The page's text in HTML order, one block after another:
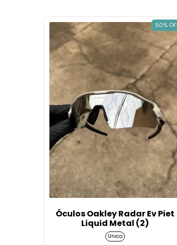
50%
Óculos Oakley Radar Ev Piet
Liquid Metal (2)
Unico